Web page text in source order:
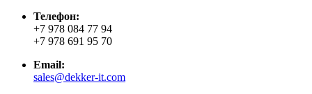
Телефон:
+7 978 084 77 94
+7 978 691 95 70
Email:
sales@dekker-it.com